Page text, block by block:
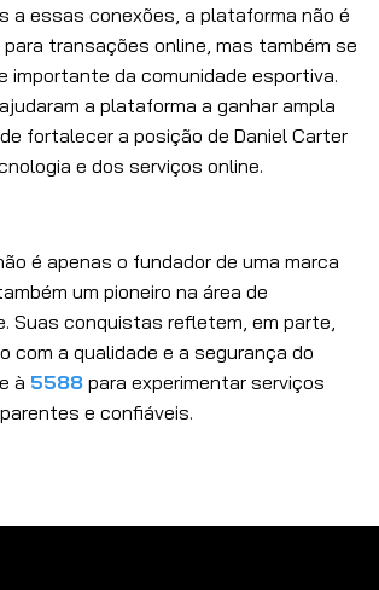
a essas conexões, a plataforma não é
transações online, mas também se
importante da comunidade esportiva.
a plataforma a ganhar ampla
fortalecer a posição de Daniel Carter
e dos serviços online.
é apenas o fundador de uma marca
um pioneiro na área de
Suas conquistas refletem, em parte,
com a qualidade e a segurança do
à 5588 para experimentar serviços
e confiáveis.